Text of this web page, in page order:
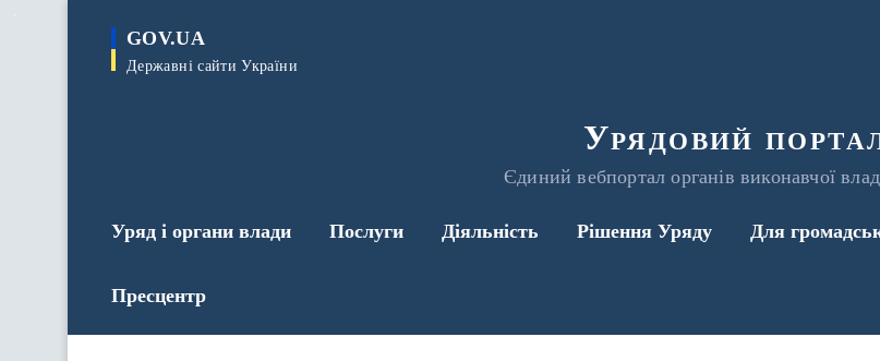
GOV.UA
Державні сайти України
Урядовий
Єдиний вебпортал органів виконавчої
Уряд і органи влади Послуги Діяльність Рішення Уряду Для
Пресцентр